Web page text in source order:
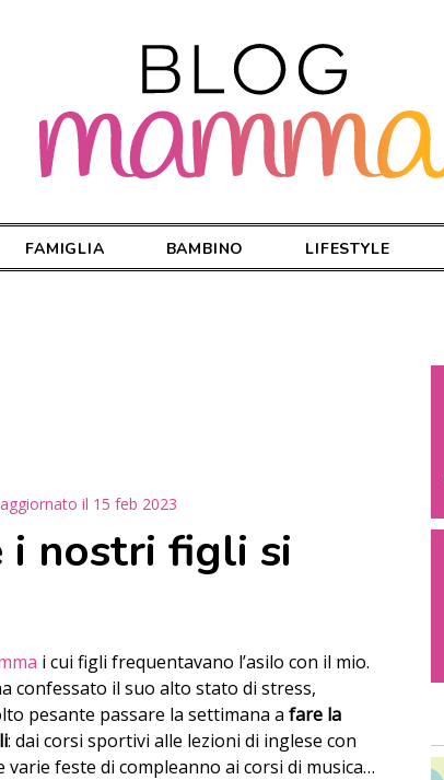
FAMIGLIA BAMBINO LIFESTYLE
aggiornato il 15 feb 2023
i nostri figli si
i cui figli frequentavano l’asilo con il mio.
confessato il suo alto stato di stress,
pesante passare la settimana a fare la
: dai corsi sportivi alle lezioni di inglese con
feste di compleanno ai corsi di musica…